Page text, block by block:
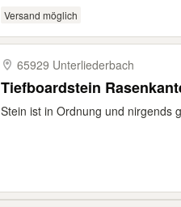
Versand möglich
65929 Unterliederbach
Tiefboardstein
Stein ist in Ordnung und nirgends